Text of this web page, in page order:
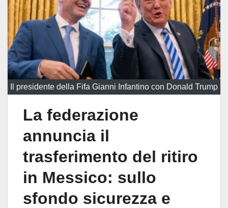
Il presidente della Fifa Gianni Infantino con Donald Trump
La federazione
annuncia il
trasferimento del ritiro
in Messico: sullo
sfondo sicurezza e